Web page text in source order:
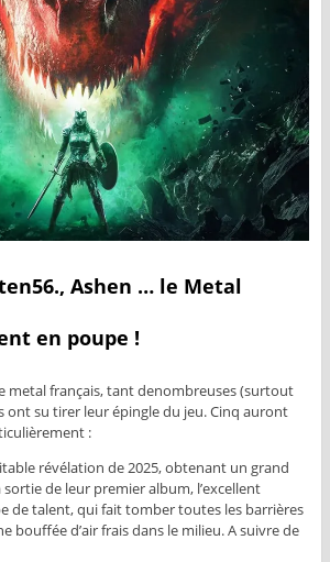
Ashen … le Metal
en poupe !
metal français, tant denombreuses (surtout
ont su tirer leur épingle du jeu. Cinq auront
:
révélation de 2025, obtenant un grand
de leur premier album, l’excellent
de talent, qui fait tomber toutes les barrières
bouffée d’air frais dans le milieu. A suivre de